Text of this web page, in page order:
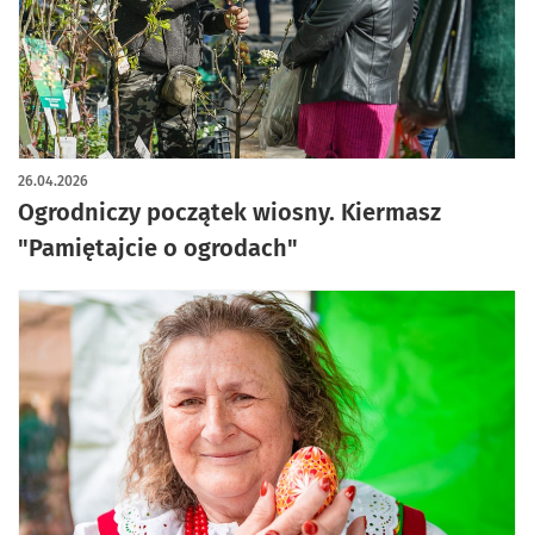
Ogrodniczy początek wiosny. Kiermasz
"Pamiętajcie o ogrodach"
26.04.2026
artykuł z galerią zdjęć